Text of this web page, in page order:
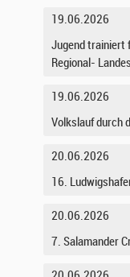
19.06.2026
Jugend trainiert
Regional-
19.06.2026
Volkslauf durch
20.06.2026
16.
20.06.2026
7. Salamander